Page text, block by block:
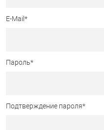
E-Mail *
Пароль*
Подтверждение пароля*